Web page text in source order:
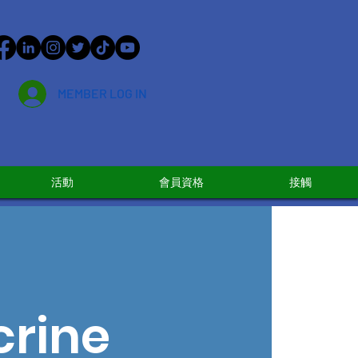
MEMBER LOG IN
活動 會員資格 接觸